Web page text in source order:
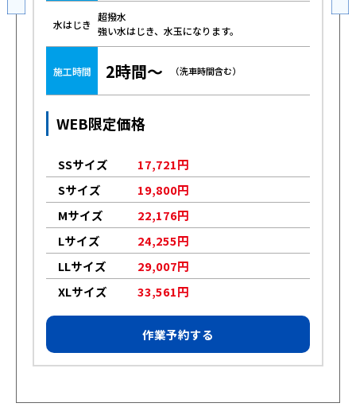
水はじき
超撥水
強い水はじき、水玉になります。
施工時間 2時間～ （洗車時間含む）
WEB限定価格
SSサイズ
17,721円
Sサイズ
19,800円
Mサイズ
22,176円
Lサイズ
24,255円
LLサイズ
29,007円
XLサイズ
33,561円
作業予約する